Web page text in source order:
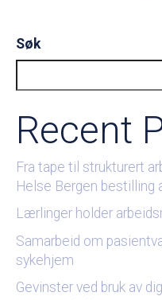
Søk
Recent
Fra tape til strukturert
Helse Bergen bestilling
Lærlinger holder
Samarbeid om
sykehjem
Gevinster ved bruk av